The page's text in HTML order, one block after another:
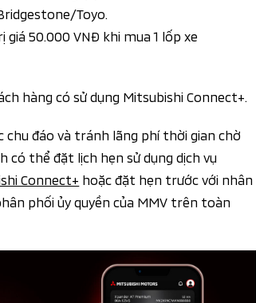
Toyo.
giá 50.000 VNĐ khi mua 1 lốp xe
hàng có sử dụng Mitsubishi Connect+.
chu đáo và tránh lãng phí thời gian chờ
có thể đặt lịch hẹn sử dụng dịch vụ
Connect+ hoặc đặt hẹn trước với nhân
phối ủy quyền của MMV trên toàn